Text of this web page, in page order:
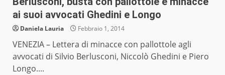
ai suoi avvocati Ghedini e Longo
Daniela Lauria Febbraio 1, 2014
VENEZIA – Lettera di minacce con pallottole agli
avvocati di Silvio Berlusconi, Niccolò Ghedini e Piero
Longo....